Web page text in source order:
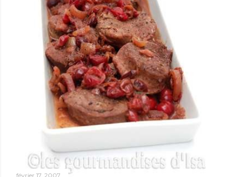
février 17, 2007